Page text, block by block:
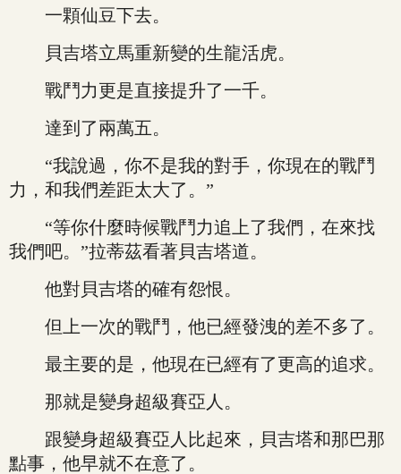
一顆仙豆下去。
貝吉塔立馬重新變的生龍活虎。
戰鬥力更是直接提升了一千。
達到了兩萬五。
“我說過，你不是我的對手，你現在的戰鬥
力，和我們差距太大了。”
“等你什麼時候戰鬥力追上了我們，在來找
我們吧。”拉蒂茲看著貝吉塔道。
他對貝吉塔的確有怨恨。
但上一次的戰鬥，他已經發洩的差不多了。
最主要的是，他現在已經有了更高的追求。
那就是變身超級賽亞人。
跟變身超級賽亞人比起來，貝吉塔和那巴那
點事，他早就不在意了。